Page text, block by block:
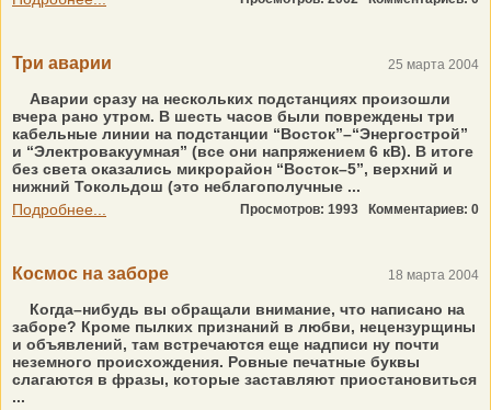
Три аварии 25 марта 2004
Аварии сразу на нескольких подстанциях произошли
вчера рано утром. В шесть часов были повреждены три
кабельные линии на подстанции “Восток”–“Энергострой”
и “Электровакуумная” (все они напряжением 6 кВ). В итоге
без света оказались микрорайон “Восток–5”, верхний и
нижний Токольдош (это неблагополучные ...
Подробнее...
Просмотров: 1993 Комментариев: 0
Космос на заборе 18 марта 2004
Когда–нибудь вы обращали внимание, что написано на
заборе? Кроме пылких признаний в любви, нецензурщины
и объявлений, там встречаются еще надписи ну почти
неземного происхождения. Ровные печатные буквы
слагаются в фразы, которые заставляют приостановиться
...